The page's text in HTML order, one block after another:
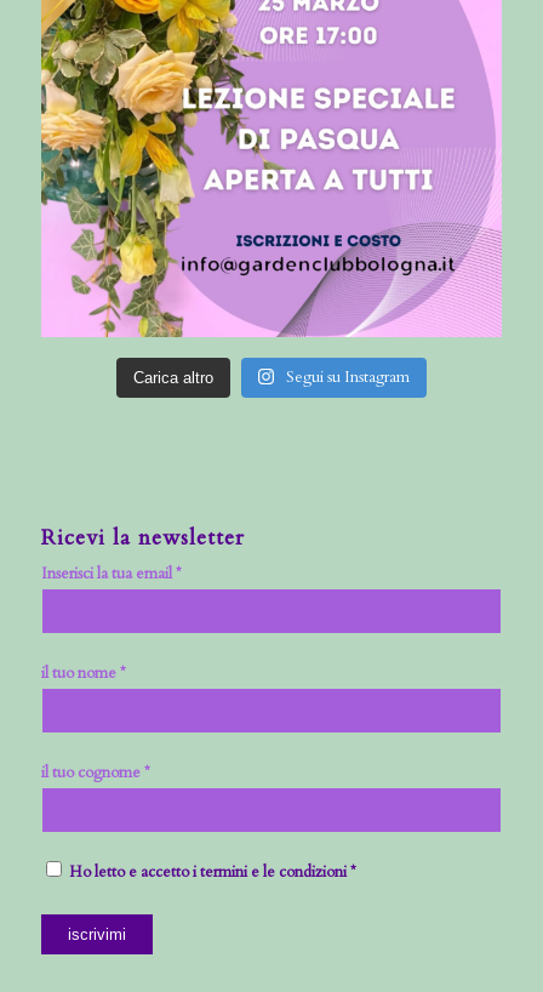
Carica altro Segui su Instagram
Ricevi la newsletter
Inserisci la tua email *
il tuo nome *
il tuo cognome *
Ho letto e accetto i termini e le condizioni *